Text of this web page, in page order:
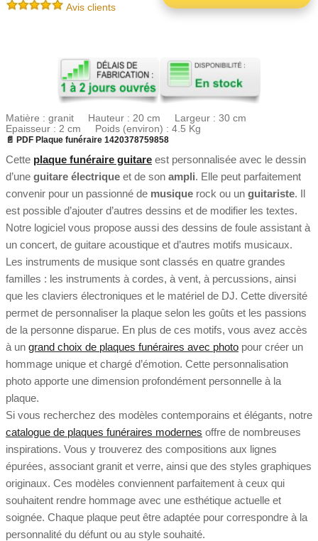
Avis clients
Matière : granit Hauteur : 20 cm Largeur : 30 cm
Epaisseur : 2 cm Poids (environ) : 4.5 Kg
📄 PDF Plaque funéraire 1420378759858
Cette plaque funéraire guitare est personnalisée avec le dessin
d’une guitare électrique et de son ampli. Elle peut parfaitement
convenir pour un passionné de musique rock ou un guitariste. Il
est possible d’ajouter d’autres dessins et de modifier les textes.
Notre logiciel vous propose aussi des dessins de foule assistant à
un concert, de guitare acoustique et d’autres motifs musicaux.
Les instruments de musique sont classés en quatre grandes
familles : les instruments à cordes, à vent, à percussions, ainsi
que les claviers électroniques et le matériel de DJ. Cette diversité
permet de personnaliser la plaque selon les goûts et les passions
de la personne disparue. En plus de ces motifs, vous avez accès
à un grand choix de plaques funéraires avec photo pour créer un
hommage unique et chargé d’émotion. Cette personnalisation
photo apporte une dimension profondément personnelle à la
plaque.
Si vous recherchez des modèles contemporains et élégants, notre
catalogue de plaques funéraires modernes offre de nombreuses
inspirations. Vous y trouverez des compositions aux lignes
épurées, associant granit et verre, ainsi que des styles graphiques
originaux. Ces modèles conviennent parfaitement à ceux qui
souhaitent rendre hommage avec une esthétique actuelle et
soignée. Chaque plaque peut être adaptée pour correspondre à la
personnalité du défunt ou au style souhaité.